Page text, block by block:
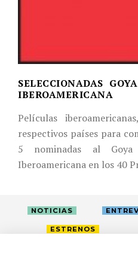
SELECCIONADAS
IBEROAMERICANA
Películas
respectivos países para
5 nominadas al
Iberoamericana en los 40
NOTICIAS
ESTRENOS